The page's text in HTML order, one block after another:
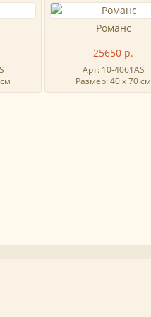
Романс
25650 р.
Арт: 10-4061AS
Размер: 40 х 70 см